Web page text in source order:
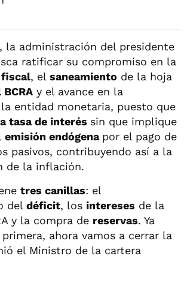
la administración del presidente
ratificar su compromiso en la
fiscal, el saneamiento de la hoja
y el avance en la
entidad monetaria, puesto que
tasa de interés sin que implique
emisión endógena por el pago de
pasivos, contribuyendo así a la
de la inflación.
tres canillas: el
del déficit, los intereses de la
y la compra de reservas. Ya
ahora vamos a cerrar la
el Ministro de la cartera